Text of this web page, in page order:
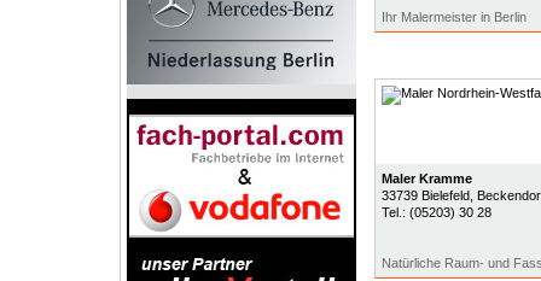
Ihr Malermeister in Berlin
Maler Kramme
33739 Bielefeld,
Tel.: (05203) 30 28
Natürliche Raum- und